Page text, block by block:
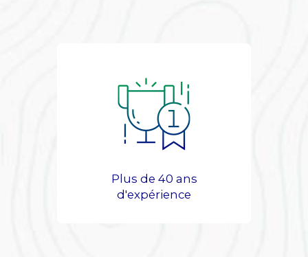
Plus de 40 ans
d'expérience